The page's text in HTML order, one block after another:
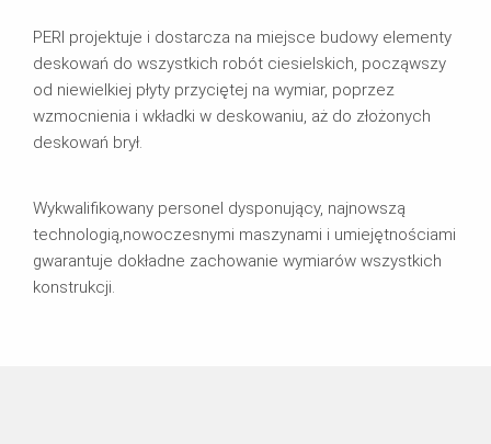
PERI projektuje i dostarcza na miejsce budowy elementy
deskowań do wszystkich robót ciesielskich, począwszy
od niewielkiej płyty przyciętej na wymiar, poprzez
wzmocnienia i wkładki w deskowaniu, aż do złożonych
deskowań brył.
Wykwalifikowany personel dysponujący, najnowszą
technologią,nowoczesnymi maszynami i umiejętnościami
gwarantuje dokładne zachowanie wymiarów wszystkich
konstrukcji.